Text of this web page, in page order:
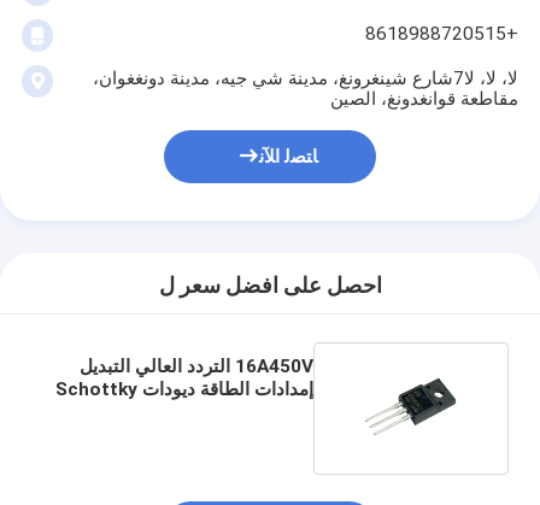
+8618988720515
لا، لا، لا7شارع شينغرونغ، مدينة شي جيه، مدينة دونغغوان،
مقاطعة قوانغدونغ، الصين
ﺎﺘﺼﻟ ﺍﻶﻧ
احصل على افضل سعر ل
16A450V التردد العالي التبديل
إمدادات الطاقة ديودات Schottky